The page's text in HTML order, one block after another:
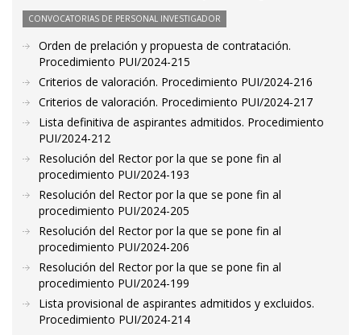
CONVOCATORIAS DE PERSONAL INVESTIGADOR
Orden de prelación y propuesta de contratación.
Procedimiento PUI/2024-215
Criterios de valoración. Procedimiento PUI/2024-216
Criterios de valoración. Procedimiento PUI/2024-217
Lista definitiva de aspirantes admitidos. Procedimiento
PUI/2024-212
Resolución del Rector por la que se pone fin al
procedimiento PUI/2024-193
Resolución del Rector por la que se pone fin al
procedimiento PUI/2024-205
Resolución del Rector por la que se pone fin al
procedimiento PUI/2024-206
Resolución del Rector por la que se pone fin al
procedimiento PUI/2024-199
Lista provisional de aspirantes admitidos y excluidos.
Procedimiento PUI/2024-214